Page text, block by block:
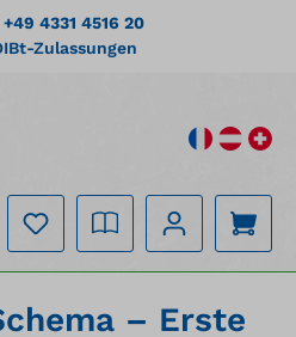
+49 4331 4516 20
Zulassungen
– Erste